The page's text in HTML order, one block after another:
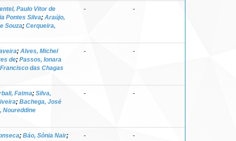
Paulo Vitor de
Pontes Silva; Araújo,
Souza; Cerqueira,
- -
; Alves, Michel
de; Passos, Ionara
das Chagas
- -
Fatma; Silva,
; Bachega, José
Noureddine
- -
; Báo, Sônia Nair;
- -